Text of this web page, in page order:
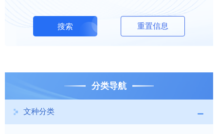
搜索 重置信息
分类导航
文种分类